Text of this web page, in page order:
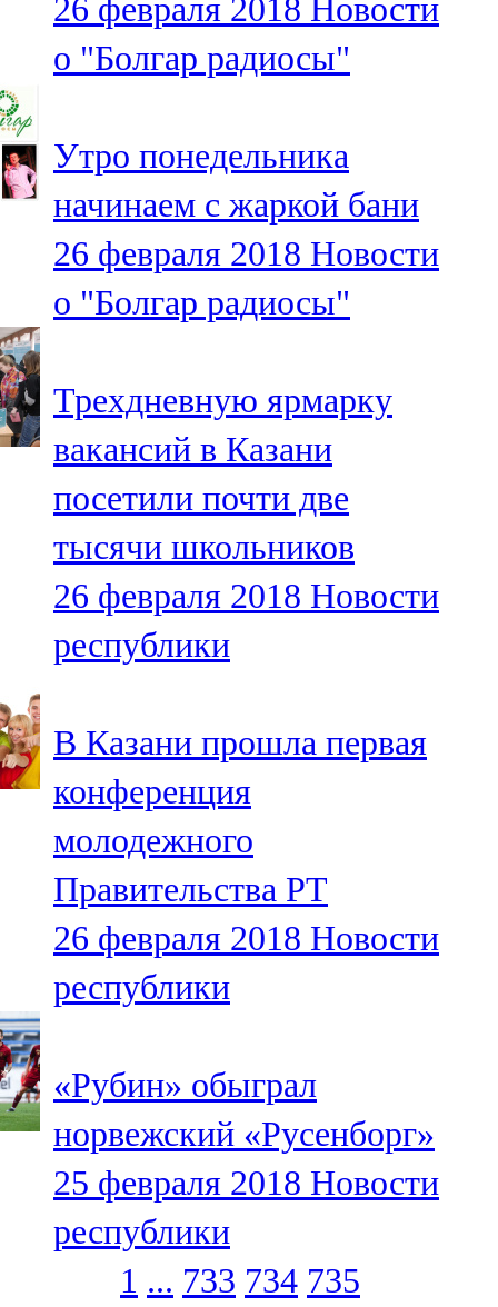
26 февраля 2018 Новости
о "Болгар радиосы"
Утро понедельника
начинаем с жаркой бани
26 февраля 2018 Новости
о "Болгар радиосы"
Трехдневную ярмарку
вакансий в Казани
посетили почти две
тысячи школьников
26 февраля 2018 Новости
республики
В Казани прошла первая
конференция
молодежного
Правительства РТ
26 февраля 2018 Новости
республики
«Рубин» обыграл
норвежский «Русенборг»
25 февраля 2018 Новости
республики
1 ... 733 734 735